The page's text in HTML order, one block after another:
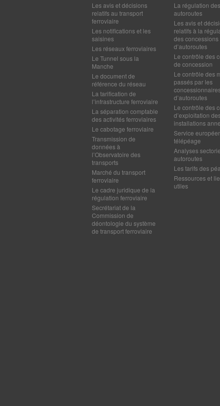
Les avis et décisions
relatifs au transport
ferroviaire
Les notifications et les
saisines
Les réseaux ferroviaires
Le Tunnel sous la
Manche
Le document de
référence du réseau
La tarification de
l’infrastructure ferroviaire
La séparation comptable
des activités ferroviaires
Le cabotage ferroviaire
Transmission de
données à
l’Observatoire des
transports
Marché du transport
ferroviaire
Le cadre juridique de la
régulation ferroviaire
Secrétariat de la
Commission de
déontologie du système
de transport ferroviaire
La régulation des
autoroutes
Les avis et
relatifs à la
des concessions
d’autoroutes
Le contrôle des
de concession
Le contrôle des
passés par les
d’autoroutes
Le contrôle des
d’exploitation
installations
Service
télépéage
Analyses
autoroutes
Les tarifs des
Ressources et
utiles